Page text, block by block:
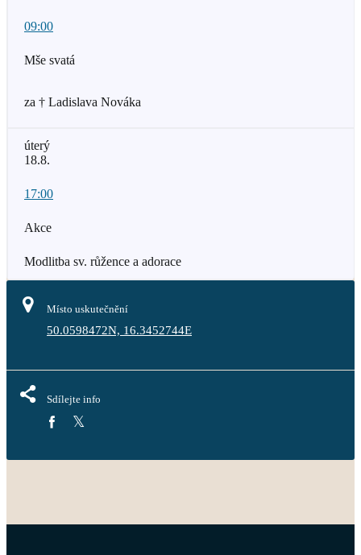
09:00
Mše svatá
za † Ladislava Nováka
úterý
18.8.
17:00
Akce
Modlitba sv. růžence a adorace
Místo uskutečnění
50.0598472N, 16.3452744E
Sdílejte info